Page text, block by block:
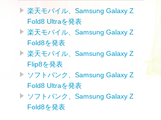
楽天モバイル、Samsung Galaxy Z
Fold8 Ultraを発表
楽天モバイル、Samsung Galaxy Z
Fold8を発表
楽天モバイル、Samsung Galaxy Z
Flip8を発表
ソフトバンク、Samsung Galaxy Z
Fold8 Ultraを発表
ソフトバンク、Samsung Galaxy Z
Fold8を発表